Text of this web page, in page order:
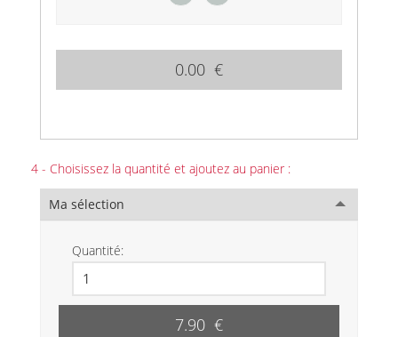
0.00 €
4 - Choisissez la quantité et ajoutez au panier :
Ma sélection
Quantité:
7.90 €